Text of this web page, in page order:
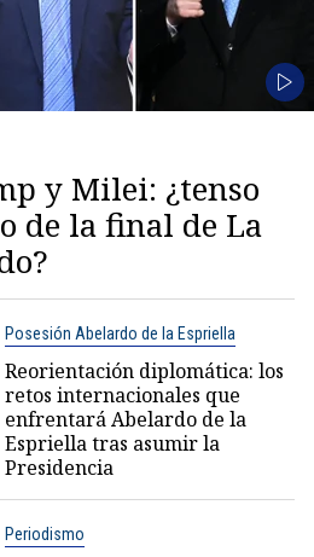
y Milei: ¿tenso
de la final de La
Posesión Abelardo de la Espriella
Reorientación diplomática: los
retos internacionales que
enfrentará Abelardo de la
Espriella tras asumir la
Presidencia
Periodismo